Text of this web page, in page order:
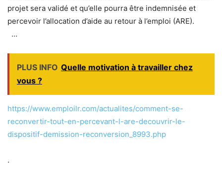
projet sera validé et qu’elle pourra être indemnisée et
percevoir l’allocation d’aide au retour à l’emploi (ARE).
…
PLUS INFO Quelle motivation à travailler chez
vous ?
https://www.emploilr.com/actualites/comment-se-
reconvertir-tout-en-percevant-l-are-decouvrir-le-
dispositif-demission-reconversion_8993.php
.